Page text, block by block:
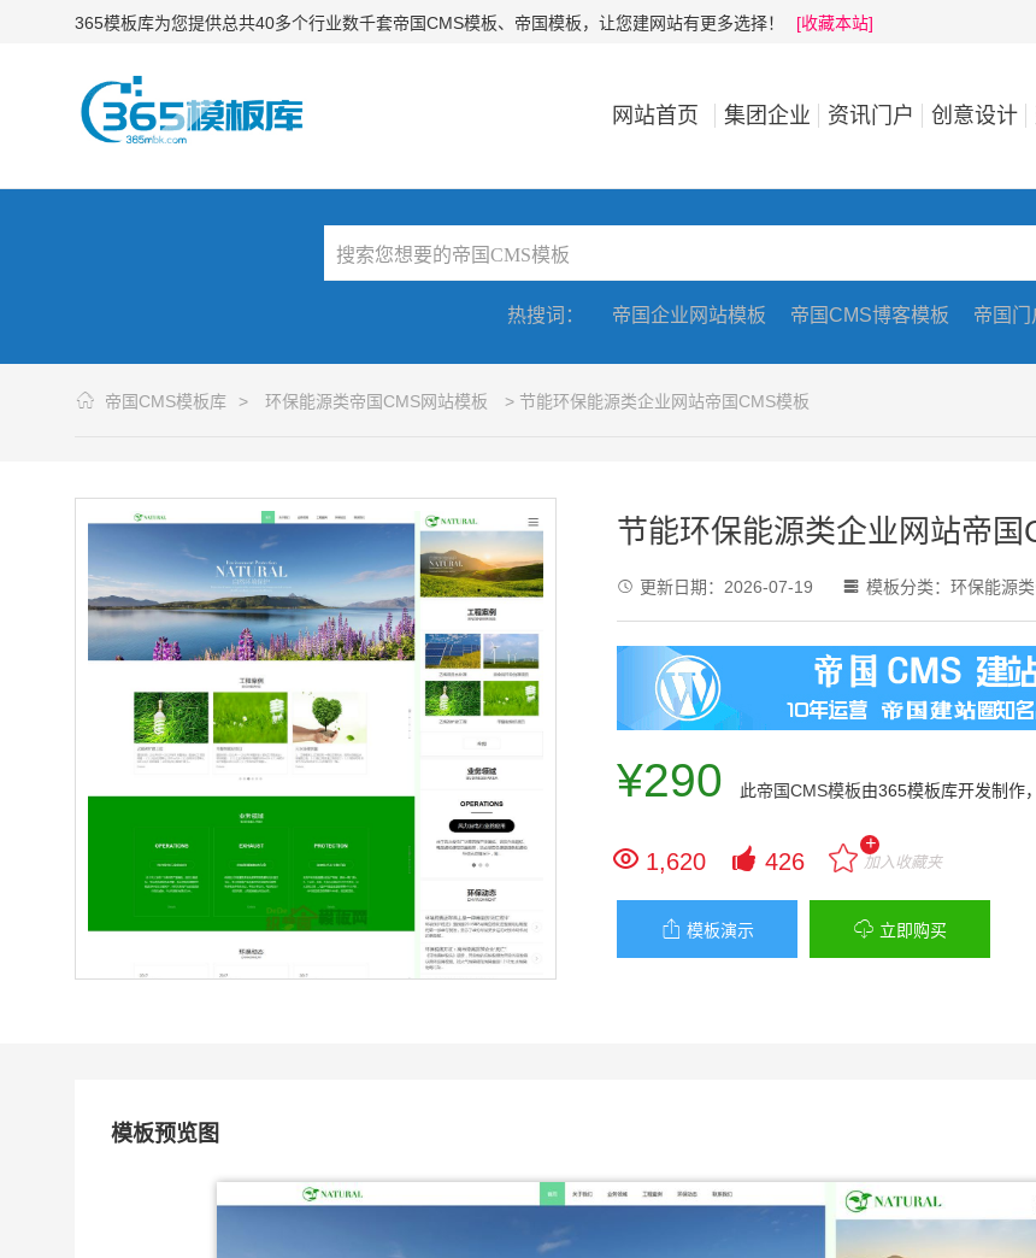
365模板库为您提供总共40多个行业数千套帝国CMS模板、帝国模板，让您建网站有更多选择！ [收藏本站]
网站首页 集团企业 资讯门户 创意设计
热搜词： 帝国企业网站模板 帝国CMS博客模板 帝国门
帝国CMS模板库 > 环保能源类帝国CMS网站模板 > 节能环保能源类企业网站帝国CMS模板
节能环保能源类企业网站帝国
 更新日期： 2026-07-19  模板分类： 环保能源
¥290 此帝国CMS模板由365模板库开发制作
 1,620  426
+
加入收藏夹
 模板演示  立即购买
模板预览图